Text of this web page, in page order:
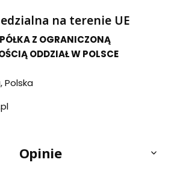
na terenie UE
Z OGRANICZONĄ
ODDZIAŁ W POLSCE
Polska
Opinie